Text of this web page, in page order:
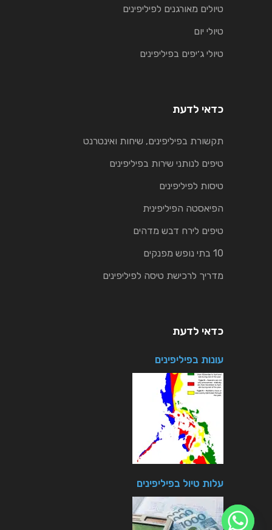
טיולים מאורגנים לפיליפינים
טיולי יום
טיולי ג׳יפים בפיליפינים
כדאי לדעת
תקשורת בפיליפינים, שיחות ואינטרנט
טיפים לנותני שירות בפיליפינים
טיסות לפיליפינים
הפיאסטה הפיליפינית
טיפים לירח דבש מדהים
10 בתי נופש מפנקים
מדריך לרכישת טיסה לפיליפינים
כדאי לדעת
עונות בפיליפינים
עלות טיול בפיליפינים